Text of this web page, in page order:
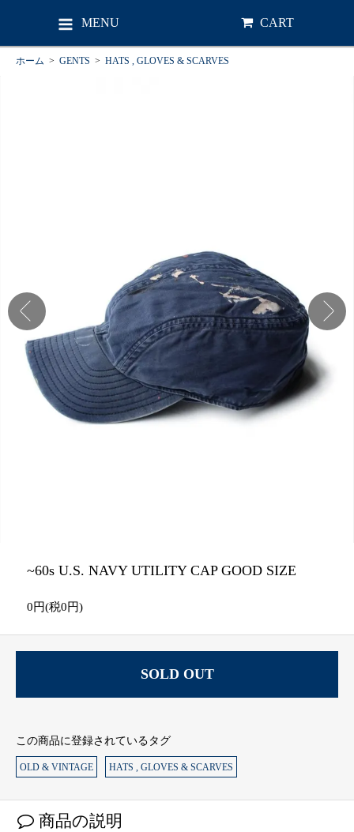
MENU CART
ホーム > GENTS > HATS , GLOVES & SCARVES
~60s U.S. NAVY UTILITY CAP GOOD SIZE
0円(税0円)
SOLD OUT
この商品に登録されているタグ
OLD & VINTAGE HATS , GLOVES & SCARVES
商品の説明